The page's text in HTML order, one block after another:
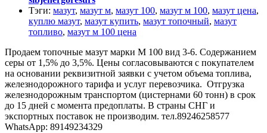
Тэги: мазут, мазут м, мазут 100, мазут м 100, мазут цена,
куплю мазут, мазут купить, мазут топочный, мазут
топливо, мазут м 100 цена
Продаем топочные мазут марки М 100 вид 3-6. Содержанием
серы от 1,5% до 3,5%. Цены согласовываются с покупателем
на основании реквизитной заявки с учетом объема топлива,
железнодорожного тарифа и услуг перевозчика. Отгрузка
железнодорожным транспортом (цистернами 60 тонн) в срок
до 15 дней с момента предоплаты. В страны СНГ и
экспортных поставок не производим. тел.89246258577
WhatsApp: 89149234329